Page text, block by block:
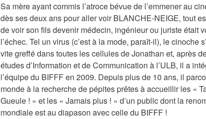
Sa mère ayant commis l’atroce bévue de l’emmener au
dès ses deux ans pour aller voir BLANCHE-NEIGE, tout
de voir son fils devenir médecin, ingénieur ou juriste était
l’échec. Tel un virus (c’est à la mode, paraît-il), le cinoche
vite greffé dans toutes les cellules de Jonathan et, après
études d’Information et de Communication à l’ULB, il a
l’équipe du BIFFF en 2009. Depuis plus de 10 ans, il
monde à la recherche de pépites prêtes à accueillir les «
Gueule ! » et les « Jamais plus ! » d’un public dont la
mondiale est au diapason avec celle du BIFFF !